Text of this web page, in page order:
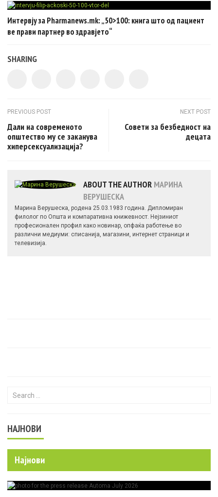
Интервју за Pharmanews.mk: „50>100: книга што од пациент
ве прави партнер во здравјето“
SHARING
Post navigation
PREVIOUS POST
Дали на современото
општество му се заканува
хиперсексуализација?
NEXT POST
Совети за безбедност на
децата
ABOUT THE AUTHOR МАРИНА
ВЕРУШЕСКА
Марина Верушеска, родена 25.03.1983 година. Дипломиран
филолог по Општа и компаративна книжевност. Нејзиниот
професионален профил како новинар, опфаќа работење во
различни медиуми: списанија, магазини, интернет страници и
телевизија.
Search for:
НАЈНОВИ
Најнови